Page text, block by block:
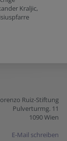
Kraljic,
Ruiz-Stiftung
Pulverturmg. 11
1090 Wien
E-Mail schreiben